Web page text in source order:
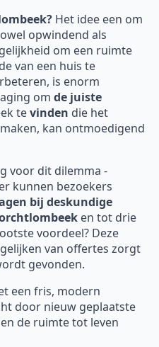
Het idee een om
opwindend als
om een ruimte
van een huis te
is enorm
om de juiste
tevinden die het
kan ontmoedigend
voor dit dilemma -
kunnen bezoekers
bij deskundige
en tot drie
voordeel? Deze
van offertes zorgt
gevonden.
een fris, modern
door nieuw geplaatste
de ruimte tot leven